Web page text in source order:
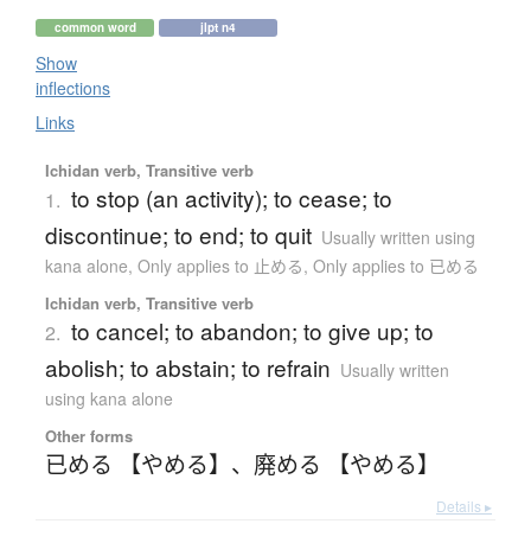
common word jlpt n4
Show
inflections
Links
Ichidan verb, Transitive verb
1. to stop (an activity); to cease; to
discontinue; to end; to quit Usually written using
kana alone, Only applies to 止める, Only applies to 已める
Ichidan verb, Transitive verb
2. to cancel; to abandon; to give up; to
abolish; to abstain; to refrain Usually written
using kana alone
Other forms
已める 【やめる】 、 廃める 【やめる】
Details ▸